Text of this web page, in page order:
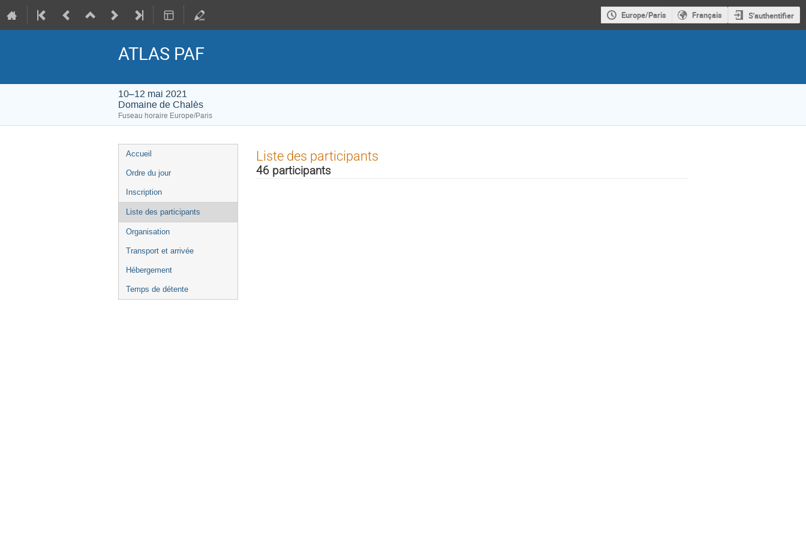
Europe/Paris Français S'authentifier
ATLAS PAF
10–12 mai 2021
Domaine de Chalès
Fuseau horaire Europe/Paris
Menu
de
Accueil
Ordre du jour
Inscription
Liste des participants
Organisation
Transport et arrivée
Hébergement
Temps de détente
Liste des participants
46 participants